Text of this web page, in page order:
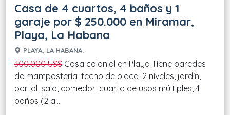
Casa de 4 cuartos, 4 baños y 1
garaje por $ 250.000 en Miramar,
Playa, La Habana
PLAYA, LA HABANA.
300.000 US$ Casa colonial en Playa Tiene paredes
de mampostería, techo de placa, 2 niveles, jardín,
portal, sala, comedor, cuarto de usos múltiples, 4
baños (2 a....